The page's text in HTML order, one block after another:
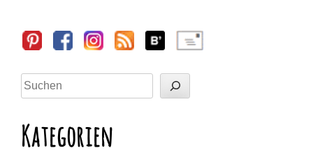
Sidebar
Suchen
Kategorien